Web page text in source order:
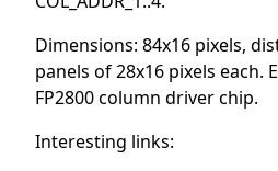
Dimensions: 84x16 pixels,
panels of 28x16 pixels each.
FP2800 column driver chip.
Interesting links: